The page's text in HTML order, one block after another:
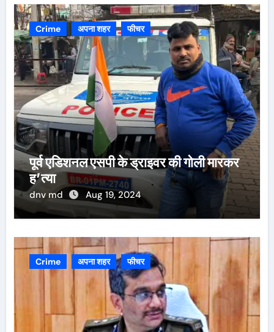
Crime अपना शहर फीचर
पूर्व एडिशनल एसपी के ड्राइवर की गोली मारकर
ह’त्या
dnv md Aug 19, 2024
Crime अपना शहर फीचर